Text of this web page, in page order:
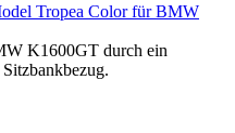
Tropea Color für BMW
K1600GT durch ein